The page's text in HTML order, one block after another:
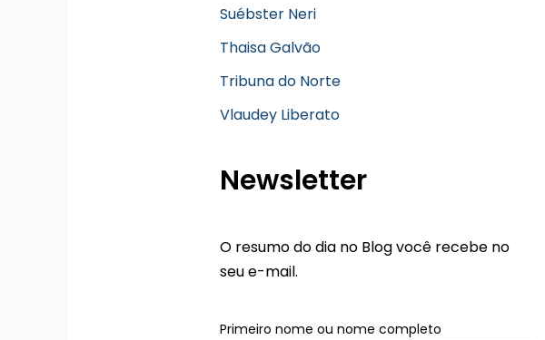
Suébster Neri
Thaisa Galvão
Tribuna do Norte
Vlaudey Liberato
Newsletter
O resumo do dia no Blog você recebe no
seu e-mail.
Primeiro nome ou nome completo